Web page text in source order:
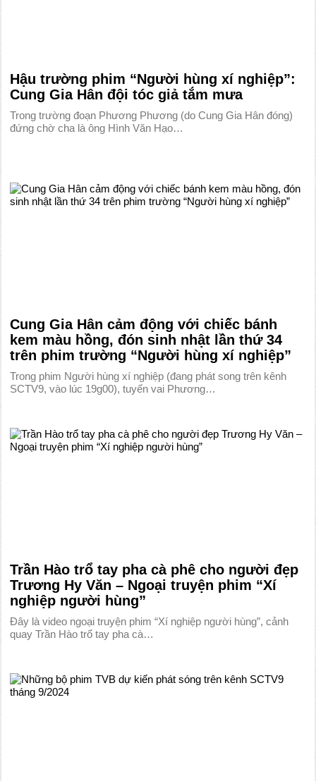
Hậu trường phim “Người hùng xí nghiệp”:
Cung Gia Hân đội tóc giả tắm mưa
Trong trường đoạn Phương Phương (do Cung Gia Hân đóng)
đứng chờ cha là ông Hình Văn Hạo…
Cung Gia Hân cảm động với chiếc bánh
kem màu hồng, đón sinh nhật lần thứ 34
trên phim trường “Người hùng xí nghiệp”
Trong phim Người hùng xí nghiệp (đang phát song trên kênh
SCTV9, vào lúc 19g00), tuyến vai Phương…
Trần Hào trổ tay pha cà phê cho người đẹp
Trương Hy Văn – Ngoại truyện phim “Xí
nghiệp người hùng”
Đây là video ngoại truyện phim “Xí nghiệp người hùng”, cảnh
quay Trần Hào trổ tay pha cà…